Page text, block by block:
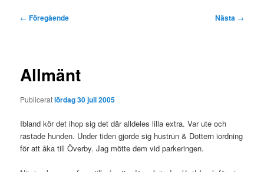
Inläggsnavigering
← Föregående Nästa →
Allmänt
Publiceratlördag 30 juli 2005
Ibland kör det ihop sig det där alldeles lilla extra. Var ute och
rastade hunden. Under tiden gjorde sig hustrun & Dottern iordning
för att åka till Överby. Jag mötte dem vid parkeringen.